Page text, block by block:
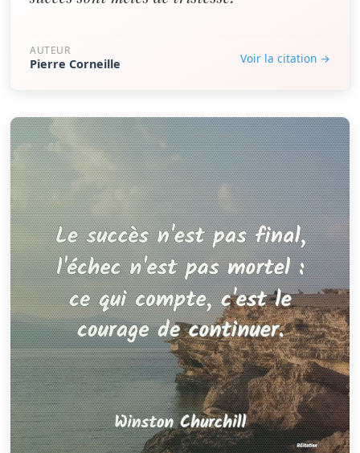
AUTEUR
Pierre Corneille Voir la citation →